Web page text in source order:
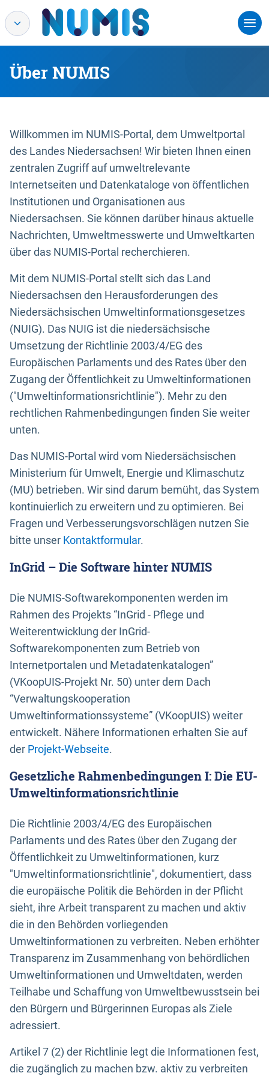
Über NUMIS
Willkommen im NUMIS-Portal, dem Umweltportal
des Landes Niedersachsen! Wir bieten Ihnen einen
zentralen Zugriff auf umweltrelevante
Internetseiten und Datenkataloge von öffentlichen
Institutionen und Organisationen aus
Niedersachsen. Sie können darüber hinaus aktuelle
Nachrichten, Umweltmesswerte und Umweltkarten
über das NUMIS-Portal recherchieren.
Mit dem NUMIS-Portal stellt sich das Land
Niedersachsen den Herausforderungen des
Niedersächsischen Umweltinformationsgesetzes
(NUIG). Das NUIG ist die niedersächsische
Umsetzung der Richtlinie 2003/4/EG des
Europäischen Parlaments und des Rates über den
Zugang der Öffentlichkeit zu Umweltinformationen
("Umweltinformationsrichtlinie"). Mehr zu den
rechtlichen Rahmenbedingungen finden Sie weiter
unten.
Das NUMIS-Portal wird vom Niedersächsischen
Ministerium für Umwelt, Energie und Klimaschutz
(MU) betrieben. Wir sind darum bemüht, das System
kontinuierlich zu erweitern und zu optimieren. Bei
Fragen und Verbesserungsvorschlägen nutzen Sie
bitte unser Kontaktformular.
InGrid – Die Software hinter NUMIS
Die NUMIS-Softwarekomponenten werden im
Rahmen des Projekts “InGrid - Pflege und
Weiterentwicklung der InGrid-
Softwarekomponenten zum Betrieb von
Internetportalen und Metadatenkatalogen”
(VKoopUIS-Projekt Nr. 50) unter dem Dach
“Verwaltungskooperation
Umweltinformationssysteme” (VKoopUIS) weiter
entwickelt. Nähere Informationen erhalten Sie auf
der Projekt-Webseite.
Gesetzliche Rahmenbedingungen I: Die EU-
Umweltinformationsrichtlinie
Die Richtlinie 2003/4/EG des Europäischen
Parlaments und des Rates über den Zugang der
Öffentlichkeit zu Umweltinformationen, kurz
"Umweltinformationsrichtlinie", dokumentiert, dass
die europäische Politik die Behörden in der Pflicht
sieht, ihre Arbeit transparent zu machen und aktiv
die in den Behörden vorliegenden
Umweltinformationen zu verbreiten. Neben erhöhter
Transparenz im Zusammenhang von behördlichen
Umweltinformationen und Umweltdaten, werden
Teilhabe und Schaffung von Umweltbewusstsein bei
den Bürgern und Bürgerinnen Europas als Ziele
adressiert.
Artikel 7 (2) der Richtlinie legt die Informationen fest,
die zugänglich zu machen bzw. aktiv zu verbreiten